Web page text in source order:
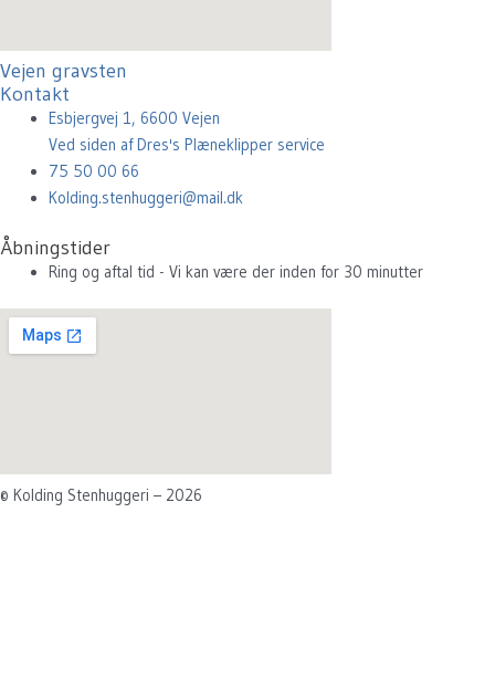
Vejen gravsten
Kontakt
Esbjergvej 1, 6600 Vejen
Ved siden af Dres's Plæneklipper service
75 50 00 66
Kolding.stenhuggeri@mail.dk
Åbningstider
Ring og aftal tid - Vi kan være der inden for 30 minutter
© Kolding Stenhuggeri – 2026